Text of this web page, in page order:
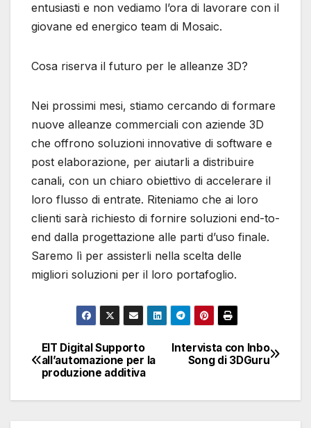
entusiasti e non vediamo l’ora di lavorare con il
giovane ed energico team di Mosaic.
Cosa riserva il futuro per le alleanze 3D?
Nei prossimi mesi, stiamo cercando di formare
nuove alleanze commerciali con aziende 3D
che offrono soluzioni innovative di software e
post elaborazione, per aiutarli a distribuire
canali, con un chiaro obiettivo di accelerare il
loro flusso di entrate. Riteniamo che ai loro
clienti sarà richiesto di fornire soluzioni end-to-
end dalla progettazione alle parti d’uso finale.
Saremo lì per assisterli nella scelta delle
migliori soluzioni per il loro portafoglio.
Navigazione
articoli
Intervista con Inbo
Song di 3DGuru
EIT Digital Supporto
all’automazione per la
produzione additiva